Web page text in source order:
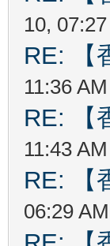
10,
RE: 【
11:36 AM
RE: 【
11:43 AM
RE: 【
06:29 AM